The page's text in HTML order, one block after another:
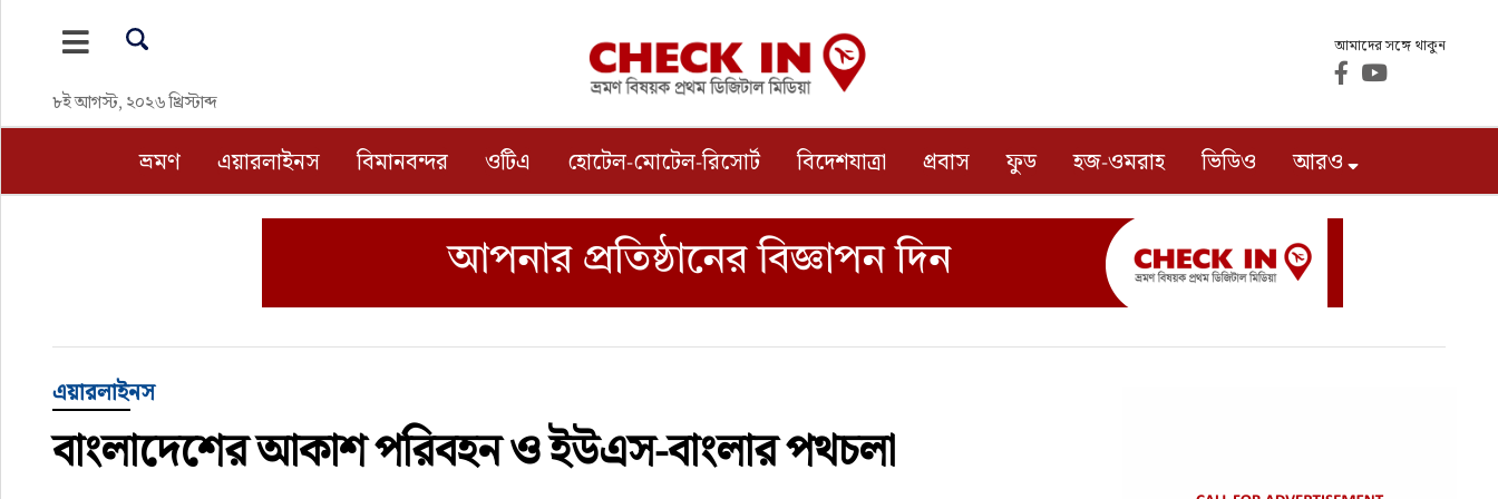
৮ই আগস্ট, ২০২৬ খ্রিস্টাব্দ
আমাদের সঙ্গে থাকুন
এয়ারলাইনস
বিমানবন্দর
বিদেশযাত্রা
প্রবাস
ভ্রমণ এয়ারলাইনস বিমানবন্দর ওটিএ হোটেল-মোটেল-রিসোর্ট বিদেশযাত্রা প্রবাস ফুড হজ-ওমরাহ ভিডিও আরও
এয়ারলাইনস
বাংলাদেশের আকাশ পরিবহন ও ইউএস-বাংলার পথচলা